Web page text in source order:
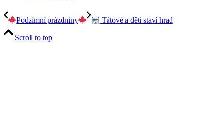
Podzimní prázdniny Tátové a děti staví hrad
Scroll to top